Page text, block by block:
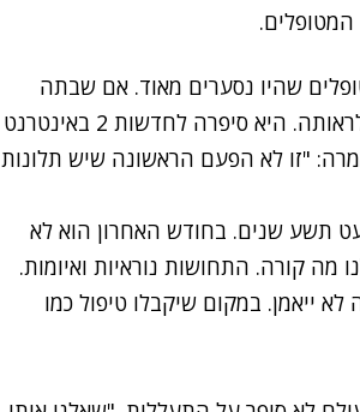
שהיו נסערים מאוד. אם שבתה
מטופלת במקום נכנסה לבית החולים בסערה וביקשה לראותה. היא סיפרה לחדשות 2 באינטרנט
"זו לא הפעם הראשונה שיש תלונות
תשע שנים. בחודש האחרון הוא לא
מה קורה. התחושות נוראיות ואיומות.
ייאמן. במקום שיקבלו טיפול כמו